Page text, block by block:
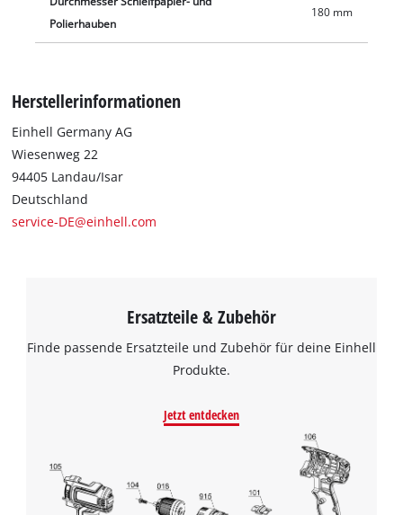
Polierhauben
180 mm
Herstellerinformationen
Einhell Germany AG
Wiesenweg 22
94405 Landau/Isar
Deutschland
service-DE@einhell.com
Ersatzteile & Zubehör
Finde passende Ersatzteile und Zubehör für deine Einhell
Produkte.
Jetzt entdecken